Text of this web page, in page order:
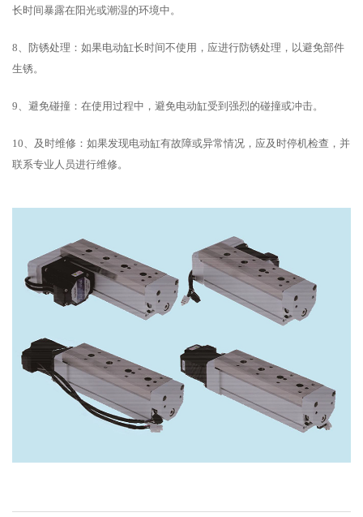
长时间暴露在阳光或潮湿的环境中。
8、防锈处理：如果电动缸长时间不使用，应进行防锈处理，以避免部件
生锈。
9、避免碰撞：在使用过程中，避免电动缸受到强烈的碰撞或冲击。
10、及时维修：如果发现电动缸有故障或异常情况，应及时停机检查，并
联系专业人员进行维修。